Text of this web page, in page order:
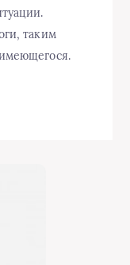
таким